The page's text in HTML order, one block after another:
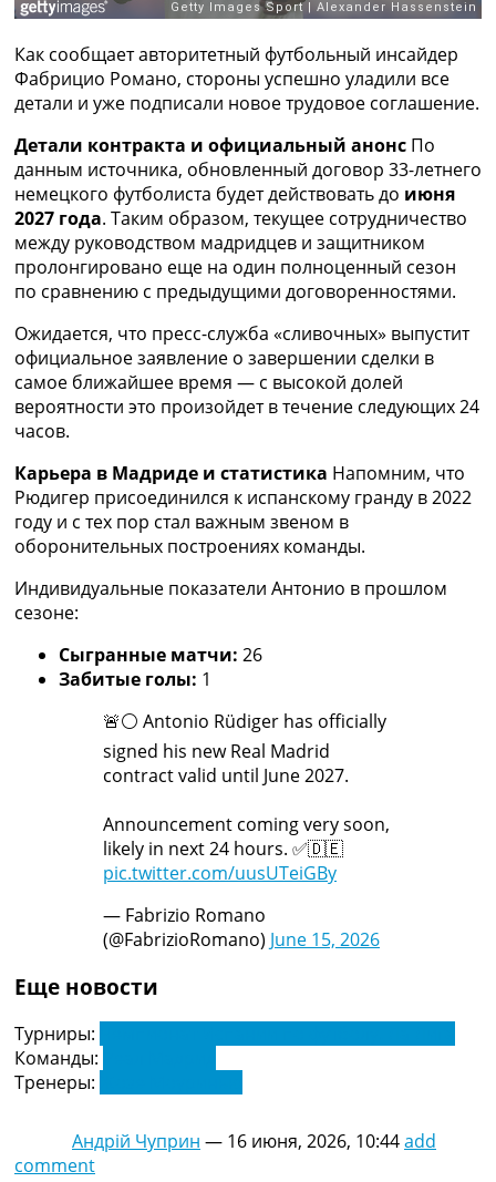
Последние комментарии
Логин
Рейтинги
Правила
Коллективный прогноз
Турниры
Чемпионат Мира
Украина. Премьер-Лига
Украина. Первая Лига
Лига Чемпионов
Англия. Премьер Лига
Испания. Ла Лига
Другие Турниры >>>
Таблицы
Таблицы групп Чемпионата Мира
Украина. Премьер-Лига
Украина. Первая Лига
Англия. Премьер-Лига
Испания. Ла Лига
Все таблицы >>>
Рейтинги
Рейтинг клубов УЕФА
ТВ программа
Как сообщает авторитетный футбольный инсайдер
Фабрицио Романо, стороны успешно уладили все
детали и уже подписали новое трудовое соглашение.
Детали контракта и официальный анонс По
данным источника, обновленный договор 33-летнего
немецкого футболиста будет действовать до июня
2027 года. Таким образом, текущее сотрудничество
между руководством мадридцев и защитником
пролонгировано еще на один полноценный сезон
по сравнению с предыдущими договоренностями.
Ожидается, что пресс-служба «сливочных» выпустит
официальное заявление о завершении сделки в
самое ближайшее время — с высокой долей
вероятности это произойдет в течение следующих 24
часов.
Карьера в Мадриде и статистика Напомним, что
Рюдигер присоединился к испанскому гранду в 2022
году и с тех пор стал важным звеном в
оборонительных построениях команды.
Индивидуальные показатели Антонио в прошлом
сезоне:
Сыгранные матчи: 26
Забитые голы: 1
🚨⚪️ Antonio Rüdiger has officially
signed his new Real Madrid
contract valid until June 2027.
Announcement coming very soon,
likely in next 24 hours. ✅🇩🇪
pic.twitter.com/uusUTeiGBy
— Fabrizio Romano
(@FabrizioRomano) June 15, 2026
Еще новости
Турниры:
Команды:
Тренеры:
Андрій Чуприн — 16 июня, 2026, 10:44add
comment